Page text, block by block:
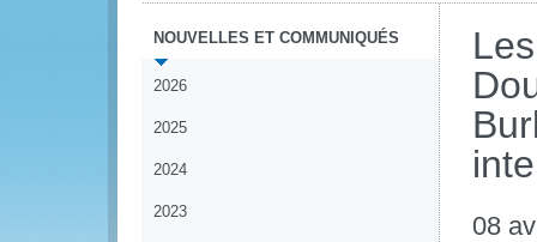
NOUVELLES ET COMMUNIQUÉS
2026
2025
2024
2023 08